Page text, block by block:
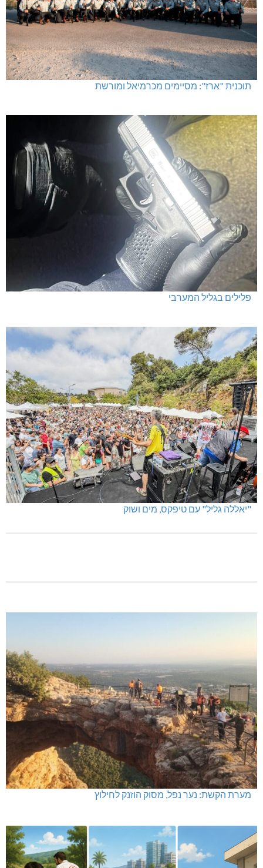
תוכנית "ארז": מסיימים מכרמיאל ומורשת
פלילים בגליל המערבי
"יאללה גליל" עם טיפקס, מים ושוק
מערת הקשת: נער נפל, מסוק הוזנק לחילוץ